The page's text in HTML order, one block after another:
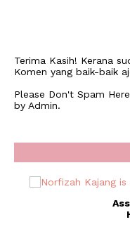
Terima Kasih! Kerana
Komen yang baik-baik
Please Don't Spam
by Admin.